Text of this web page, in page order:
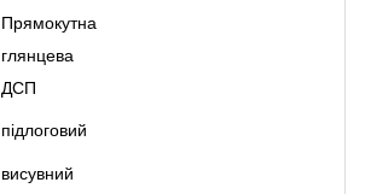
Прямокутна
глянцева
ДСП
підлоговий
висувний